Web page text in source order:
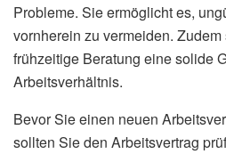
Probleme. Sie ermöglicht es,
vornherein zu vermeiden.
frühzeitige Beratung eine solide
Arbeitsverhältnis.
Bevor Sie einen neuen
sollten Sie den Arbeitsvertrag